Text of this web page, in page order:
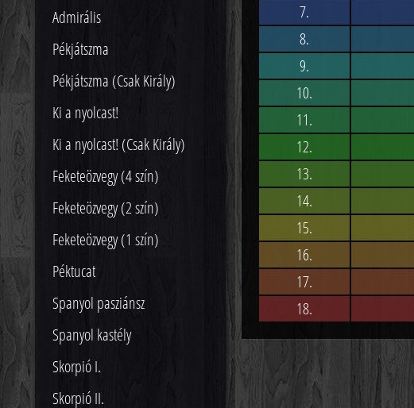
Admirális
Pékjátszma
Pékjátszma (Csak Király)
Ki a nyolcast!
Ki a nyolcast! (Csak Király)
Feketeözvegy (4 szín)
Feketeözvegy (2 szín)
Feketeözvegy (1 szín)
Péktucat
Spanyol pasziánsz
Spanyol kastély
Skorpió I.
Skorpió II.
7.
8.
9.
10.
11.
12.
13.
14.
15.
16.
17.
18.